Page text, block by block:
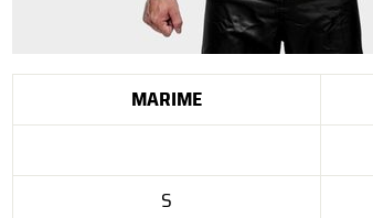
MARIME
S